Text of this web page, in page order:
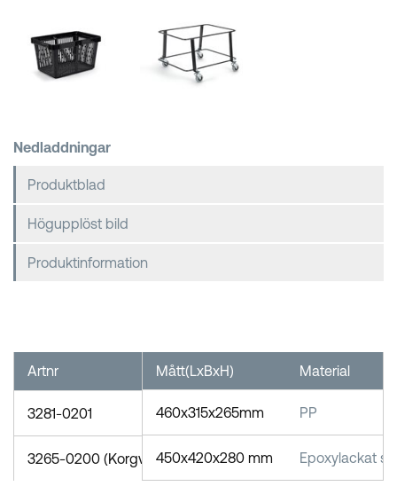
Nedladdningar
Produktblad
Högupplöst bild
Produktinformation
Mått(LxBxH) Material
460x315x265mm PP
450x420x280 mm Epoxylackat
Artnr
3281-0201
3265-0200 (Korgvagn)